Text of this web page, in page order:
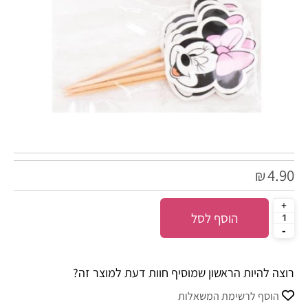
₪4.90
הוסף לסל
רוצה להיות הראשון שמוסיף חוות דעת למוצר זה?
הוסף לרשימת המשאלות